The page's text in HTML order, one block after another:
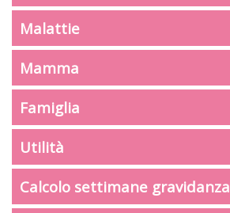
Malattie
Mamma
Famiglia
Utilità
Calcolo settimane gravidanza